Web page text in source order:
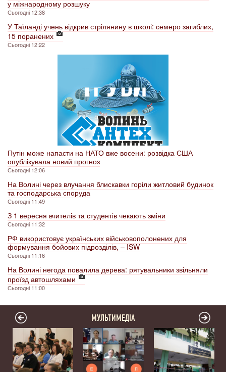
у міжнародному розшуку
Сьогодні 12:38
У Таїланді учень відкрив стрілянину в школі: семеро загиблих,
15 поранених
Сьогодні 12:22
Путін може напасти на НАТО вже восени: розвідка США
опублікувала новий прогноз
Сьогодні 12:06
На Волині через влучання блискавки горіли житловий будинок
та господарська споруда
Сьогодні 11:49
З 1 вересня вчителів та студентів чекають зміни
Сьогодні 11:32
РФ використовує українських військовополонених для
формування бойових підрозділів, – ISW
Сьогодні 11:16
На Волині негода повалила дерева: рятувальники звільняли
проїзд автошляхами
Сьогодні 11:00
МУЛЬТИМЕДІА